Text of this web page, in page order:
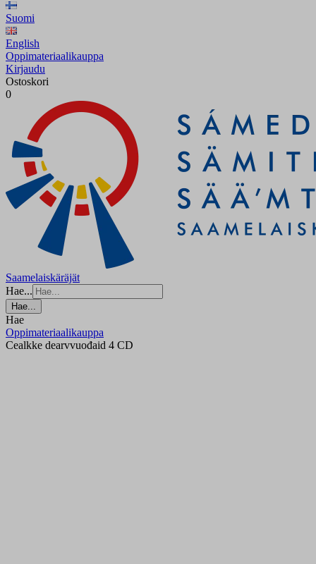
Suomi
English
Oppimateriaalikauppa
Kirjaudu
Ostoskori
0
Saamelaiskäräjät
Hae...
Hae...
Hae
Oppimateriaalikauppa
Cealkke dearvvuođaid 4 CD